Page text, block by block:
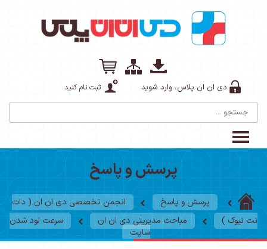
دی ان ان پلاس، وارد شوید ثبت نام کنید
پرسش و پاسخ
پرسش و پاسخ
انجمن تخصصی دی ان ان ( دات
نت نیوک )
مباحث مدیریتی دی ان ان
سرعت لود شدن
سایت